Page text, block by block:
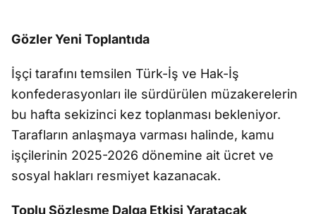
Gözler Yeni Toplantıda
İşçi tarafını temsilen Türk-İş ve Hak-İş
konfederasyonları ile sürdürülen müzakerelerin
bu hafta sekizinci kez toplanması bekleniyor.
Tarafların anlaşmaya varması halinde, kamu
işçilerinin 2025-2026 dönemine ait ücret ve
sosyal hakları resmiyet kazanacak.
Toplu Sözleşme Dalga Etkisi Yaratacak